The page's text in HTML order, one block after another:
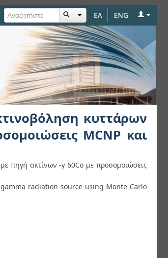
ΕΛ ENG
με πηγή ακτίνων -γ
κυττάρων
MCNP και
πηγή ακτίνων -γ 60Co με προσομοιώσεις
radiation source using Monte Carlo